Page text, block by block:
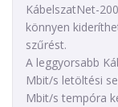
KábelszatNet-
könnyen
szűrést.
A leggyorsabb
Mbit/s letöltési
Mbit/s tempóra